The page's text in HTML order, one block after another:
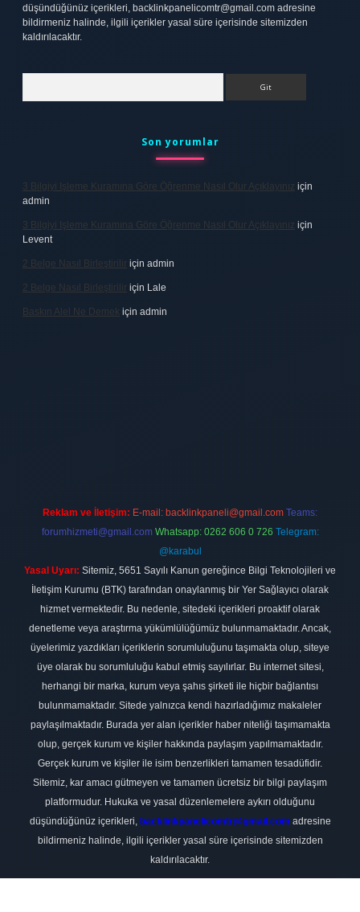
düşündüğünüz içerikleri, backlinkpanelicomtr@gmail.com adresine
bildirmeniz halinde, ilgili içerikler yasal süre içerisinde sitemizden
kaldırılacaktır.
Son yorumlar
3 Bilgiyi Işleme Kuramına Göre Öğrenme Nasıl Olur Açıklayınız için
admin
3 Bilgiyi Işleme Kuramına Göre Öğrenme Nasıl Olur Açıklayınız için
Levent
2 Belge Nasıl Birleştirilir için admin
2 Belge Nasıl Birleştirilir için Lale
Baskın Alel Ne Demek için admin
Reklam ve İletişim: E-mail: backlinkpaneli@gmail.com Teams:
forumhizmeti@gmail.com Whatsapp: 0262 606 0 726 Telegram:
@karabul
Yasal Uyarı: Sitemiz, 5651 Sayılı Kanun gereğince Bilgi Teknolojileri ve
İletişim Kurumu (BTK) tarafından onaylanmış bir Yer Sağlayıcı olarak
hizmet vermektedir. Bu nedenle, sitedeki içerikleri proaktif olarak
denetleme veya araştırma yükümlülüğümüz bulunmamaktadır. Ancak,
üyelerimiz yazdıkları içeriklerin sorumluluğunu taşımakta olup, siteye
üye olarak bu sorumluluğu kabul etmiş sayılırlar. Bu internet sitesi,
herhangi bir marka, kurum veya şahıs şirketi ile hiçbir bağlantısı
bulunmamaktadır. Sitede yalnızca kendi hazırladığımız makaleler
paylaşılmaktadır. Burada yer alan içerikler haber niteliği taşımamakta
olup, gerçek kurum ve kişiler hakkında paylaşım yapılmamaktadır.
Gerçek kurum ve kişiler ile isim benzerlikleri tamamen tesadüfidir.
Sitemiz, kar amacı gütmeyen ve tamamen ücretsiz bir bilgi paylaşım
platformudur. Hukuka ve yasal düzenlemelere aykırı olduğunu
düşündüğünüz içerikleri, backlinkpanelicomtr@gmail.com adresine
bildirmeniz halinde, ilgili içerikler yasal süre içerisinde sitemizden
kaldırılacaktır.